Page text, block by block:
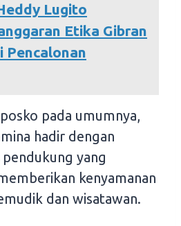
Lugito
Etika Gibran
Pencalonan
pada umumnya,
hadir dengan
yang
kenyamanan
dan wisatawan.